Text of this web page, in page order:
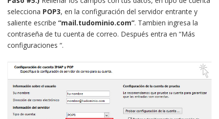
selecciona POP3, en la configuración del servidor entrante y
saliente escribe “mail.tudominio.com”. Tambien ingresa la
contraseña de tu cuenta de correo. Después entra en “Más
configuraciones “.